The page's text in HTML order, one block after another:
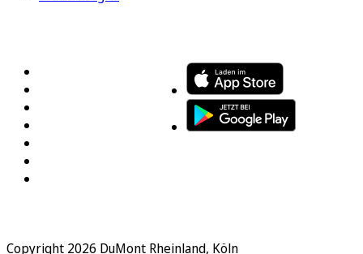
Copyright 2026 DuMont Rheinland, Köln